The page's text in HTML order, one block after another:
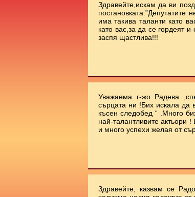
Здравейте,искам да ви
има такива таланти като
като вас,за да се гордеят
заспя щастлива!!!
Уважаема г-жо Радева
сърцата ни !Бих искала да
късен следобед “ .Много
най-талантливите актьори
и много успехи желая от
Здравейте, казвам се